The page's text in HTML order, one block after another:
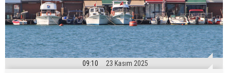
09:10 23 Kasım 2025